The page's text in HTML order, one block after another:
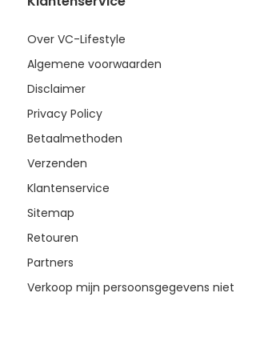
Over VC-Lifestyle
Algemene voorwaarden
Disclaimer
Privacy Policy
Betaalmethoden
Verzenden
Klantenservice
Sitemap
Retouren
Partners
Verkoop mijn persoonsgegevens niet